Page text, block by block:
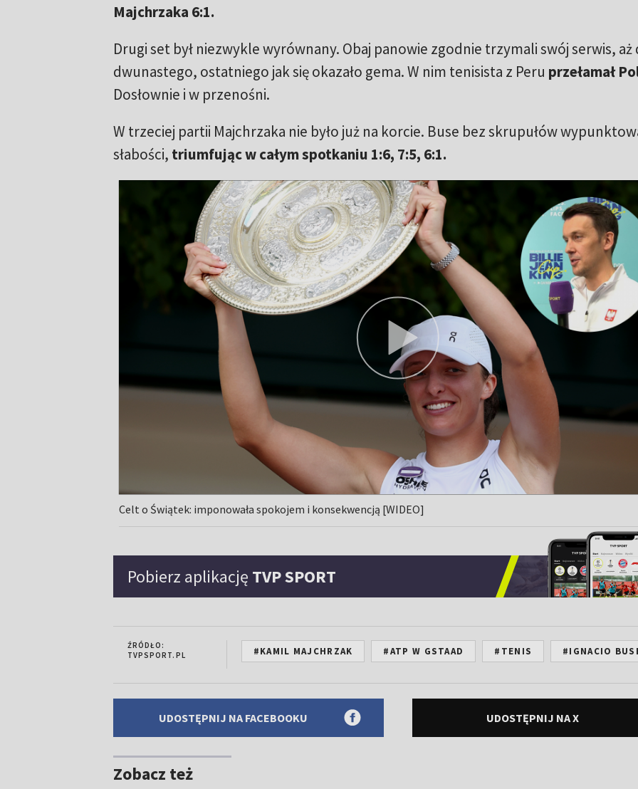
Majchrzaka 6:1.
Drugi set był niezwykle wyrównany. Obaj panowie zgodnie trzymali swój serwis, aż
dwunastego, ostatniego jak się okazało gema. W nim tenisista z Peru przełamał
Dosłownie i w przenośni.
W trzeciej partii Majchrzaka nie było już na korcie. Buse bez skrupułów
słabości, triumfując w całym spotkaniu 1:6, 7:5, 6:1.
Celt o Świątek: imponowała spokojem i konsekwencją [WIDEO]
Pobierz aplikację TVP SPORT
ŹRÓDŁO:
TVPSPORT.PL
#KAMIL MAJCHRZAK #ATP W GSTAAD #TENIS #IGNACIO
UDOSTĘPNIJ NA FACEBOOKU UDOSTĘPNIJ NA X
Zobacz też